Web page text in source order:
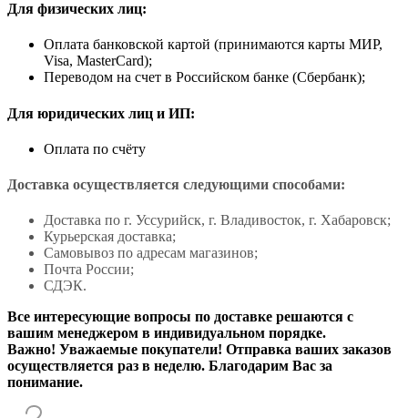
Для физических лиц:
Оплата банковской картой (принимаются карты МИР,
Visa, MasterCard);
Переводом на счет в Российском банке (Сбербанк);
Для юридических лиц и ИП:
Оплата по счёту
Доставка осуществляется следующими способами:
Доставка по г. Уссурийск, г. Владивосток, г. Хабаровск;
Курьерская доставка;
Самовывоз по адресам магазинов;
Почта России;
СДЭК.
Все интересующие вопросы по доставке решаются с
вашим менеджером в индивидуальном порядке.
Важно! Уважаемые покупатели! Отправка ваших заказов
осуществляется раз в неделю. Благодарим Вас за
понимание.